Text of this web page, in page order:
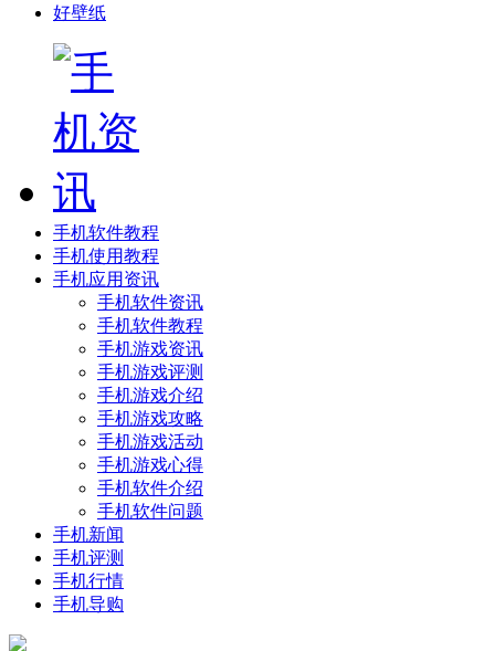
好壁纸
手机软件教程
手机使用教程
手机应用资讯
手机软件资讯
手机软件教程
手机游戏资讯
手机游戏评测
手机游戏介绍
手机游戏攻略
手机游戏活动
手机游戏心得
手机软件介绍
手机软件问题
手机新闻
手机评测
手机行情
手机导购